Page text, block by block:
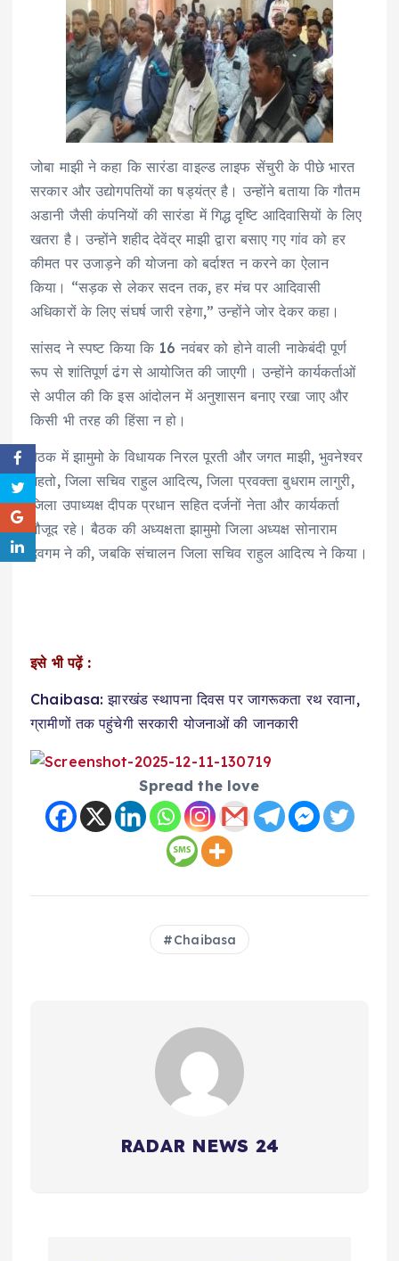
जोबा माझी ने कहा कि सारंडा वाइल्ड लाइफ सेंचुरी के पीछे भारत
सरकार और उद्योगपतियों का षड्यंत्र है। उन्होंने बताया कि गौतम
अडानी जैसी कंपनियों की सारंडा में गिद्ध दृष्टि आदिवासियों के लिए
खतरा है। उन्होंने शहीद देवेंद्र माझी द्वारा बसाए गए गांव को हर
कीमत पर उजाड़ने की योजना को बर्दाश्त न करने का ऐलान
किया। “सड़क से लेकर सदन तक, हर मंच पर आदिवासी
अधिकारों के लिए संघर्ष जारी रहेगा,” उन्होंने जोर देकर कहा।
सांसद ने स्पष्ट किया कि 16 नवंबर को होने वाली नाकेबंदी पूर्ण
रूप से शांतिपूर्ण ढंग से आयोजित की जाएगी। उन्होंने कार्यकर्ताओं
से अपील की कि इस आंदोलन में अनुशासन बनाए रखा जाए और
किसी भी तरह की हिंसा न हो।
बैठक में झामुमो के विधायक निरल पूरती और जगत माझी, भुवनेश्वर
महतो, जिला सचिव राहुल आदित्य, जिला प्रवक्ता बुधराम लागुरी,
जिला उपाध्यक्ष दीपक प्रधान सहित दर्जनों नेता और कार्यकर्ता
मौजूद रहे। बैठक की अध्यक्षता झामुमो जिला अध्यक्ष सोनाराम
देवगम ने की, जबकि संचालन जिला सचिव राहुल आदित्य ने किया।
इसे भी पढ़ें :
Chaibasa: झारखंड स्थापना दिवस पर जागरूकता रथ रवाना,
ग्रामीणों तक पहुंचेगी सरकारी योजनाओं की जानकारी
Spread the love
Chaibasa
RADAR NEWS 24